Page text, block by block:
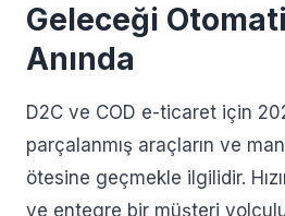
Geleceği
Anında
D2C ve COD e-ticaret için
parçalanmış araçların ve
ötesine geçmekle ilgilidir.
ve entegre bir müşteri